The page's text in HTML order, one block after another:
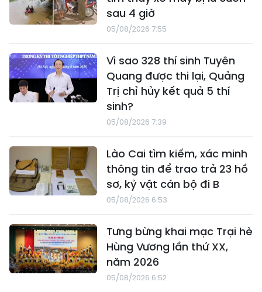
sau 4 giờ
05/08/2026 7:55
Vì sao 328 thí sinh Tuyên
Quang được thi lại, Quảng
Trị chỉ hủy kết quả 5 thí
sinh?
05/08/2026 7:39
Lào Cai tìm kiếm, xác minh
thông tin để trao trả 23 hồ
sơ, kỷ vật cán bộ đi B
05/08/2026 6:53
Tưng bừng khai mạc Trại hè
Hùng Vương lần thứ XX,
năm 2026
05/08/2026 6:52